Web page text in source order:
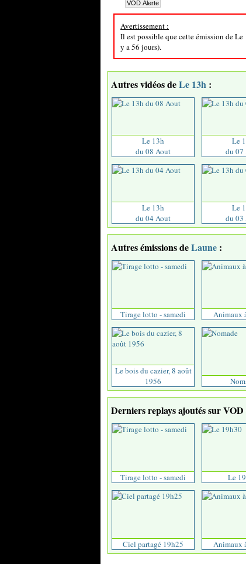
Avertissement :
Il est possible que cette émission de
y a 56 jours).
Autres vidéos deLe 13h :
Le 13h
du 08 Aout
Le
du 07
Le 13h
du 04 Aout
Le
du 03
Autres émissions deLaune :
Tirage lotto - samedi Animaux
Le bois du cazier, 8 août
1956
Derniers replays ajoutés sur
Tirage lotto - samedi Le
Ciel partagé 19h25 Animaux